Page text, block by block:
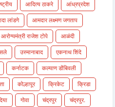
आदित्य ठाकरे
आंध्रप्रदेश
लांडगे
आमदार लक्ष्मण जगताप
आरोग्यमंत्री राजेश टोपे
आळंदी
उस्मानाबाद
एकनाथ शिंदे
कर्नाटक
कल्याण डोंबिवली
कोल्हापूर क्रिकेट
क्रिडा
गोवा चंद्रपुर चंद्रपुर.